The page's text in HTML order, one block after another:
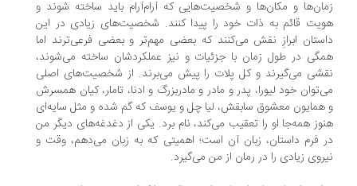
و مکان‌ها و شخصیت‌هایی که آرام‌آرام باید ساخته شوند و
قائم به ذات خود را پیدا کنند. شخصیت‌های زیادی در این
ابرازِ نقش می‌کنند که بعضی مهم‌تر و بعضی فرعی‌ترند اما
در طول زمان با جزئیات و نیز عملکردشان ساخته می‌شوند،
می‌گیرند و کل پلات را پیش می‌برند. از شخصیت‌های اصلی
خود لیورا، پدر و مادر و مادربزرگ و ادنا، تامار، کیان همسرش
معشوق سابقش، لیا چل و یوسف که گم‌ شده و مثل سایه‌ای
همه‌جا او را تعقیب می‌کند، نام برد. یکی از دغدغه‌های دیگر من
فرم داستان، زبان آن است؛ اهمیتی که به زبان می‌دهم، وقت و
زیادی را در رمان از من می‌گیرد.